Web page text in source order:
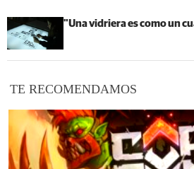
"Una vidriera es como un
TE RECOMENDAMOS